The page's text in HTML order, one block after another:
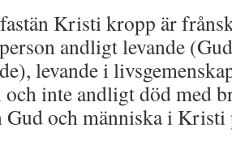
Kristi kropp är
andligt levande
levande i
och inte andligt död med
Gud och människa i Kristi